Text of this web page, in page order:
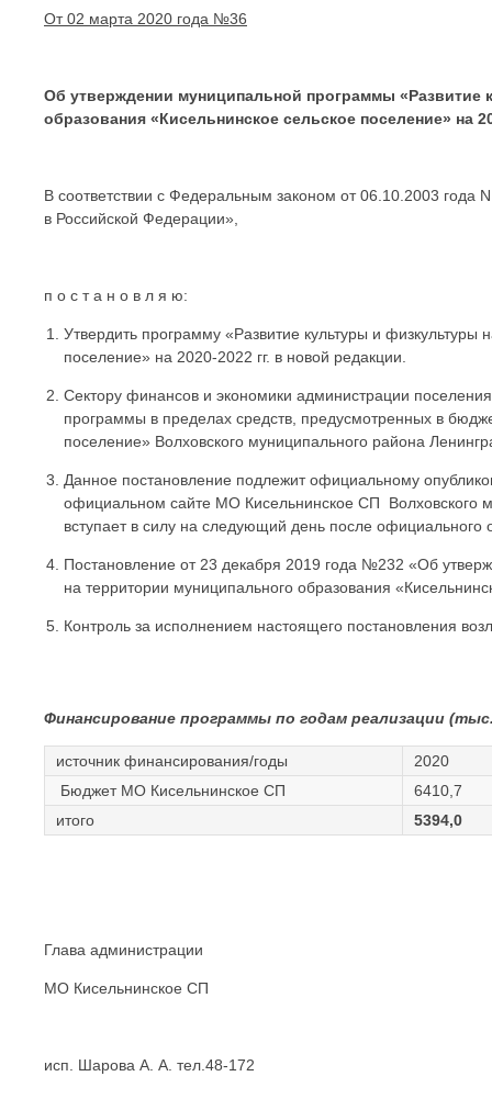
От 02 марта 2020 года №36
Об утверждении муниципальной программы «Развитие
образования «Кисельнинское сельское поселение» на
В соответствии с Федеральным законом от 06.10.2003
в Российской Федерации»,
п о с т а н о в л я ю:
Утвердить программу «Развитие культуры и
поселение» на 2020-2022 гг. в новой редакции.
Сектору финансов и экономики администрации
программы в пределах средств, предусмотренных в
поселение» Волховского муниципального района
Данное постановление подлежит официальному
официальном сайте МО Кисельнинское СП Волховского
вступает в силу на следующий день после официального
Постановление от 23 декабря 2019 года №232 «Об
на территории муниципального образования
Контроль за исполнением настоящего постановления
Финансирование программы по годам реализации
источник финансирования/годы
2020
Бюджет МО Кисельнинское СП
6410,7
итого
5394,0
Глава администрации
МО Кисельнинское СП
исп. Шарова А. А. тел.48-172